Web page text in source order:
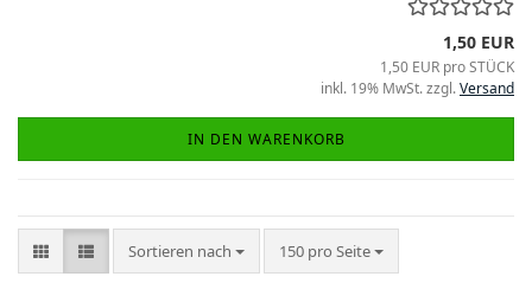
1,50 EUR
1,50 EUR pro STÜCK
inkl. 19% MwSt. zzgl.Versand
IN DEN WARENKORB
Sortieren nach
Sortieren nach 150 pro Seite
pro Seite